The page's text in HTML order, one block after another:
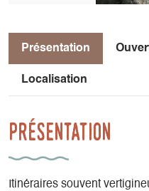
Présentation
Localisation
Présentation
Itinéraires souvent